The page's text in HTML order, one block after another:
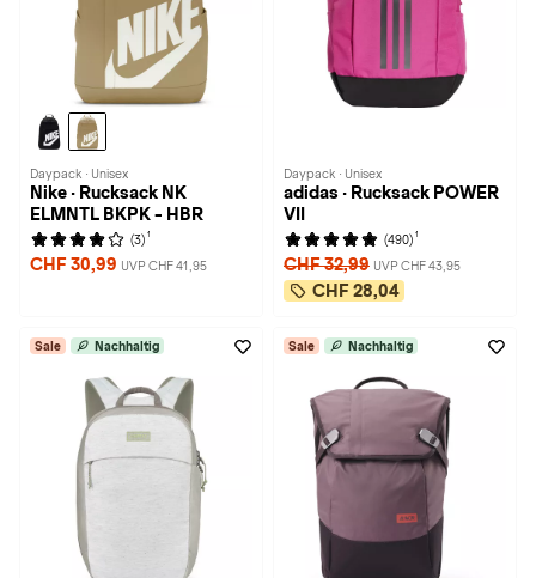
Daypack · Unisex
Nike · Rucksack NK
ELMNTL BKPK - HBR
(3) 1
CHF 30,99 UVP CHF 41,95
Daypack · Unisex
adidas · Rucksack POWER
VII
(490) 1
CHF 32,99 UVP CHF 43,95
CHF 28,04
Sale Nachhaltig Sale Nachhaltig